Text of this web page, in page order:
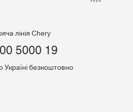
лінія Chery
5000 19
Україні безкоштовно